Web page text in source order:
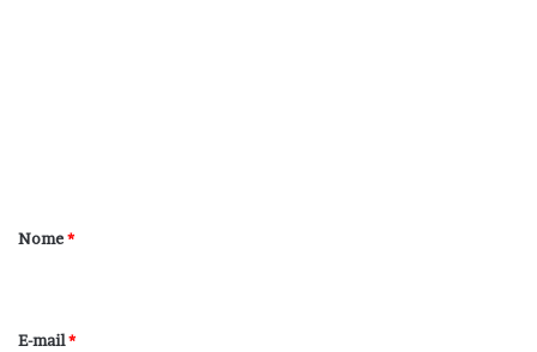
r
*
Nome*
E-mail*